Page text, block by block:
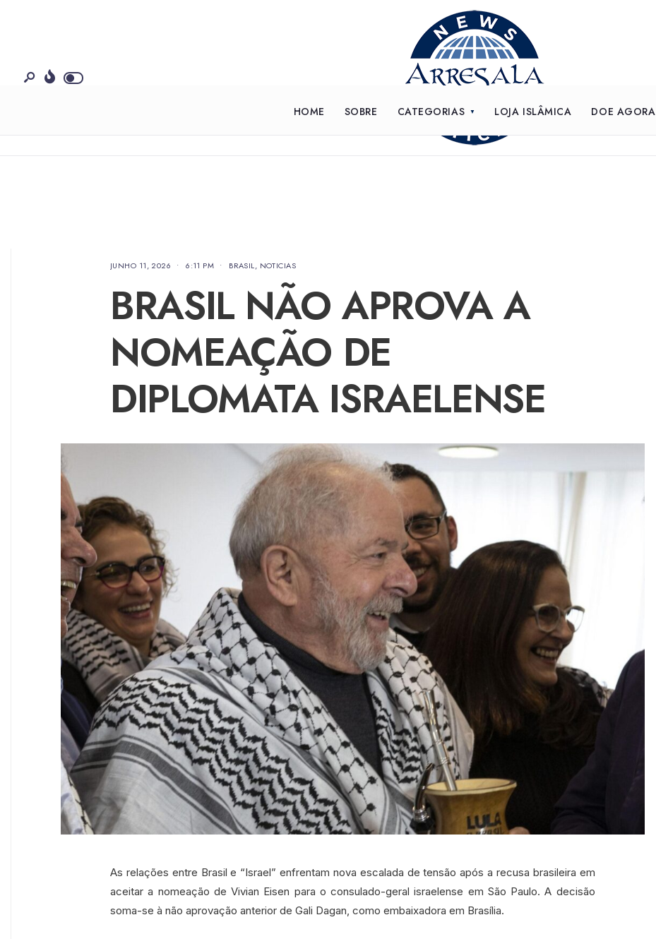
HOME SOBRE CATEGORIAS LOJA ISLÂMICA DOE AGORA
JUNHO 11, 2026 • 6:11 PM • BRASIL, NOTICIAS
BRASIL NÃO APROVA A
NOMEAÇÃO DE
DIPLOMATA ISRAELENSE
As relações entre Brasil e “Israel” enfrentam nova escalada de tensão após a recusa brasileira em
aceitar a nomeação de Vivian Eisen para o consulado-geral israelense em São Paulo. A decisão
soma-se à não aprovação anterior de Gali Dagan, como embaixadora em Brasília.